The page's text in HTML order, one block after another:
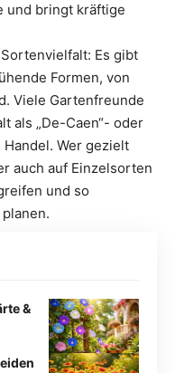
und bringt kräftige
Es gibt
Formen, von
Viele Gartenfreunde
als „De-Caen“- oder
Handel. Wer gezielt
auch auf Einzelsorten
und so
&